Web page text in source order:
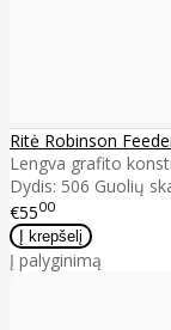
Ritė Robinson
Lengva grafito
Dydis: 506 Guolių
€5500
Į palyginimą